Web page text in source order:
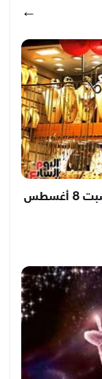
←
عامل كام سعر جرام الذهب اليوم السبت 8 أغسطس